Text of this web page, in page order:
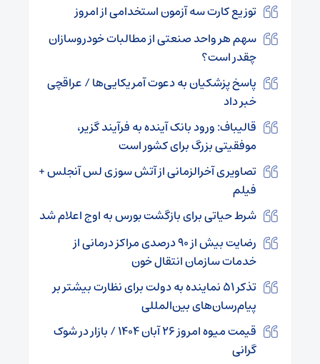
توزیع کارت سه آزمون استخدامی از امروز
سهم هر واحد صنعتی از مطالبات خودروسازان
چقدر است؟
پاسخ پزشکیان به دعوت آمریکایی‌ها / عراقچی
خبر داد
قالیباف: ورود بانک آینده به فرآیند گزیر،
موفقیتی بزرگ برای کشور است
تصاویری آخرالزمانی از آتش سوزی لس آنجلس +
فیلم
شرط حیاتی برای بازگشت بورس به اوج اعلام شد
رضایت بیش از ۹۰ درصدی مراکز درمانی از
خدمات سازمان انتقال خون
تذکر ۵۱ نماینده به دولت برای نظارت بیشتر بر
پیام‌رسان‌های بین‌المللی
قیمت میوه امروز ۲۶ آبان ۱۴۰۴ / بازار در شوک
گرانی